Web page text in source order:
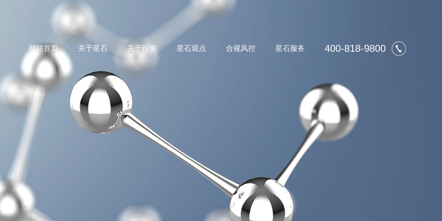
网站首页 关于星石 关于投资 星石观点 合规风控 星石服务 400-818-9800